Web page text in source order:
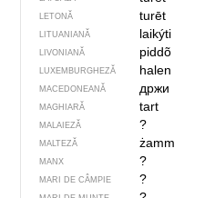
LETONĂ turēt
LITUANIANĂ laikýti
LIVONIANĂ piddõ
LUXEMBURGHEZĂ halen
MACEDONEANĂ држи
MAGHIARĂ tart
MALAIEZĂ ?
MALTEZĂ żamm
MANX ?
MARI DE CÂMPIE ?